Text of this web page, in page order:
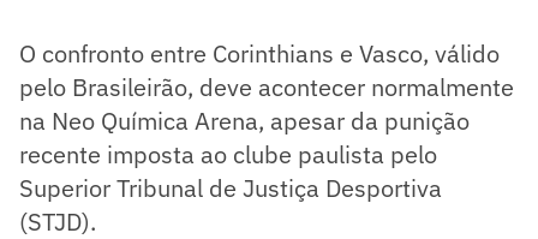
O confronto entre Corinthians e Vasco, válido
pelo Brasileirão, deve acontecer normalmente
na Neo Química Arena, apesar da punição
recente imposta ao clube paulista pelo
Superior Tribunal de Justiça Desportiva
(STJD).